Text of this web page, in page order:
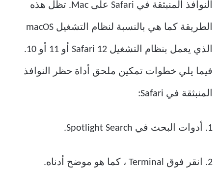
النوافذ المنبثقة في Safari على Mac. تظل هذه
الطريقة كما هي بالنسبة لنظام التشغيل macOS
الذي يعمل بنظام التشغيل Safari 12 أو 11 أو 10.
فيما يلي خطوات تمكين ملحق أداة حظر النوافذ
المنبثقة في Safari:
1. أدوات البحث في Spotlight Search.
2. انقر فوق Terminal ، كما هو موضح أدناه.